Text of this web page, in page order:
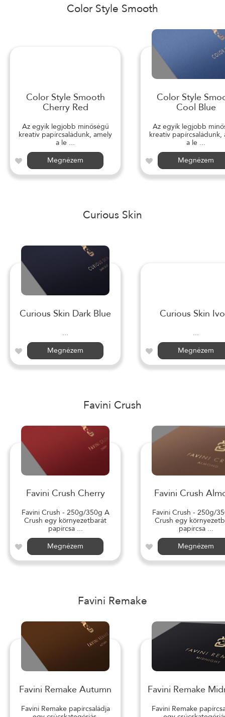
Color Style Smooth
Color Style Smooth
Cherry Red
Az egyik legjobb minőségű
kreatív papírcsaládunk, amely
a le ...
Megnézem
Color Style
Cool Blue
Az egyik legjobb
kreatív papírcsaládunk,
a le ...
Megnézem
Curious Skin
Curious Skin Dark Blue
...
Megnézem
Curious Skin
...
Megnézem
Favini Crush
Favini Crush Cherry
Favini Crush - 250g/350g A
Crush egy környezetbarát
papírcsa ...
Megnézem
Favini Crush
Favini Crush - 250g/
Crush egy
papírcsa ...
Megnézem
Favini Remake
Favini Remake Autumn
Favini Remake papírcsaládja
Favini Remake
Favini Remake